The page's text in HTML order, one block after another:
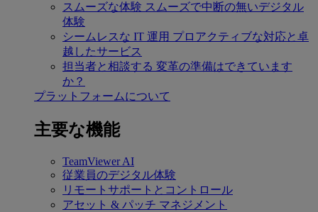
スムーズな体験 スムーズで中断の無いデジタル
体験
シームレスな IT 運用 プロアクティブな対応と卓
越したサービス
担当者と相談する 変革の準備はできています
か？
プラットフォームについて
主要な機能
TeamViewer AI
従業員のデジタル体験
リモートサポートとコントロール
アセット & パッチ マネジメント